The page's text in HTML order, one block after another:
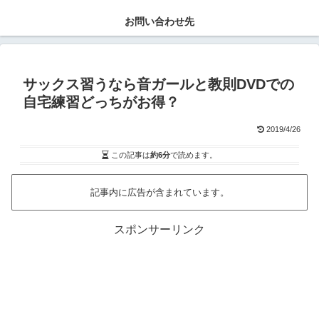
お問い合わせ先
サックス習うなら音ガールと教則DVDでの
自宅練習どっちがお得？
2019/4/26
この記事は約6分で読めます。
記事内に広告が含まれています。
スポンサーリンク